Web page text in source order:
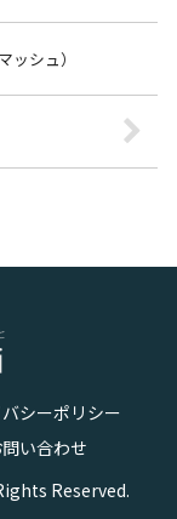
ッシュ）
シーポリシー
問い合わせ
Reserved.